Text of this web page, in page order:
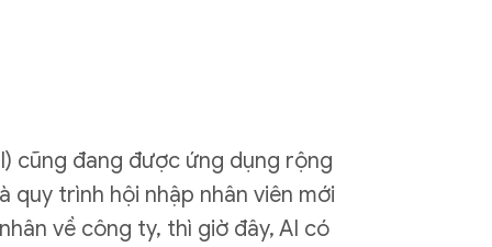
cũng đang được ứng dụng rộng
quy trình hội nhập nhân viên mới
về công ty, thì giờ đây, AI có